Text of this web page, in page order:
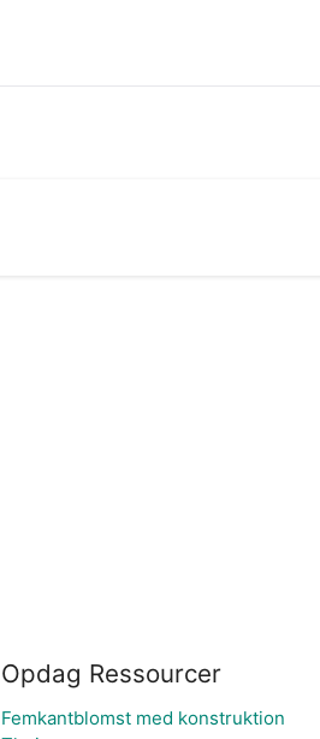
Opdag Ressourcer
Femkantblomst med konstruktion